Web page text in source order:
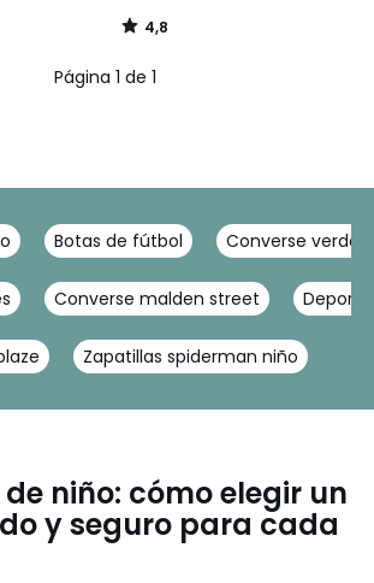
4,8
/
Página 1 de 1
Botas de fútbol Converse verdes
Converse malden street
Zapatillas spiderman niño
niño: cómo elegir un
y seguro para cada